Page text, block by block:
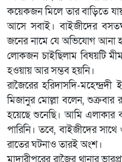
কয়েকজন মিলে তার বাড়িতে
আসে সবাই। বাইজীদের
জনের নামে যে অভিযোগ আনা
লোকজন চাইছিলাম বিষয়টি
হওয়ায় আর সম্ভব হয়নি।
রাজৈরের হরিদাসদি-
মিজানুর মোল্লা বলেন, শুক্রবার
হয়েছে শুনেছি। আমি এলাকার
পারিনি। তবে, বাইজীদের
রাতের ঘটনাও তারই অংশ।